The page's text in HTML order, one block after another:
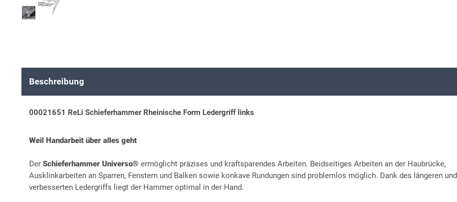
Beschreibung
00021651 ReLi Schieferhammer Rheinische Form Ledergriff links
Weil Handarbeit über alles geht
Der Schieferhammer Universo® ermöglicht präzises und kraftsparendes Arbeiten. Beidseitiges Arbeiten an der Haubrücke,
Ausklinkarbeiten an Sparren, Fenstern und Balken sowie konkave Rundungen sind problemlos möglich. Dank des längeren und
verbesserten Ledergriffs liegt der Hammer optimal in der Hand.